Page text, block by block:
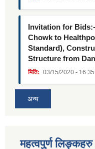
Invitation for
Chowk to
Standard),
Structure from
मिति: 03/15/2020 - 16:35
अन्य
महत्वपुर्ण लिङ्कहरु